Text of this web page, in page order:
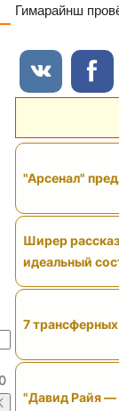
Гимарайнш
"Арсенал"
Ширер
идеальный
7
"Давид Райя —